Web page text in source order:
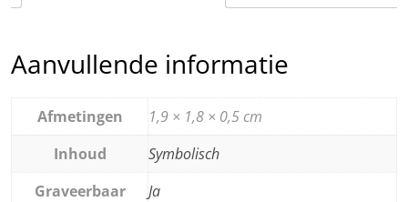
Aanvullende informatie
Afmetingen
1,9 × 1,8 × 0,5 cm
Inhoud
Symbolisch
Graveerbaar
Ja